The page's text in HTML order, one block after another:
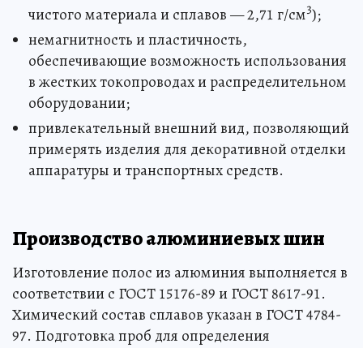
чистого материала и сплавов — 2,71 г/см3);
немагнитность и пластичность,
обеспечивающие возможность использования
в жестких токопроводах и распределительном
оборудовании;
привлекательный внешний вид, позволяющий
примерять изделия для декоративной отделки
аппаратуры и транспортных средств.
Производство алюминиевых шин
Изготовление полос из алюминия выполняется в
соответствии с ГОСТ 15176-89 и ГОСТ 8617-91.
Химический состав сплавов указан в ГОСТ 4784-
97. Подготовка проб для определения